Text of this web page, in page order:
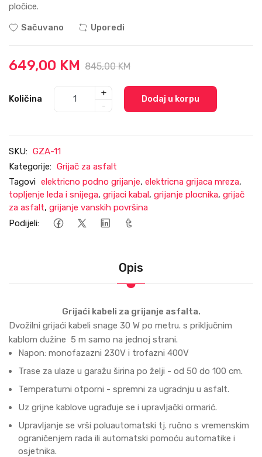
pločice.
Sačuvano
Uporedi
649,00 KM 845,00 KM
Količina
+
-
Dodaj u korpu
SKU: GZA-11
Kategorije: Grijač za asfalt
Tagovi elektricno podno grijanje, elektricna grijaca mreza,
topljenje leda i snijega, grijaci kabal, grijanje plocnika, grijač
za asfalt, grijanje vanskih površina
Podijeli:
Opis
Grijaći kabeli za grijanje asfalta.
Dvožilni grijaći kabeli snage 30 W po metru. s priključnim
kablom dužine 5 m samo na jednoj strani.
Napon: monofazazni 230V i trofazni 400V
Trase za ulaze u garažu širina po želji - od 50 do 100 cm.
Temperaturni otporni - spremni za ugradnju u asfalt.
Uz grijne kablove ugrađuje se i upravljački ormarić.
Upravljanje se vrši poluautomatski tj. ručno s vremenskim
ograničenjem rada ili automatski pomoću automatike i
osjetnika.